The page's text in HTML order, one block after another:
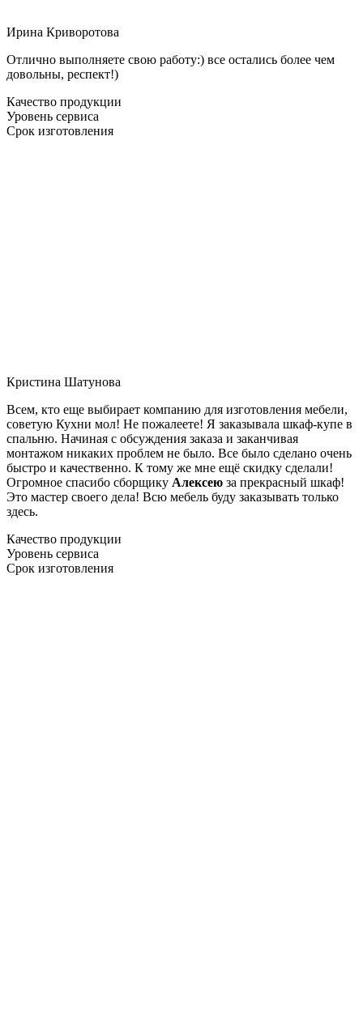
Ирина Криворотова
Отлично выполняете свою работу:) все остались более чем
довольны, респект!)
Качество продукции
Уровень сервиса
Срок изготовления
Кристина Шатунова
Всем, кто еще выбирает компанию для изготовления мебели,
советую Кухни мол! Не пожалеете! Я заказывала шкаф-купе в
спальню. Начиная с обсуждения заказа и заканчивая
монтажом никаких проблем не было. Все было сделано очень
быстро и качественно. К тому же мне ещё скидку сделали!
Огромное спасибо сборщику Алексею за прекрасный шкаф!
Это мастер своего дела! Всю мебель буду заказывать только
здесь.
Качество продукции
Уровень сервиса
Срок изготовления